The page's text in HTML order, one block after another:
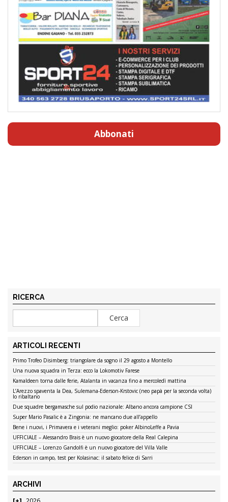
Abbonati
RICERCA
ARTICOLI RECENTI
Primo Trofeo Disimberg: triangolare da sogno il 29 agosto a Montello
Una nuova squadra in Terza: ecco la Lokomotiv Farese
Kamaldeen torna dalle ferie, Atalanta in vacanza fino a mercoledì mattina
L’Arezzo spaventa la Dea, Sulemana-Ederson-Krstovic (neo papà per la seconda volta)
lo ribaltano
Due squadre bergamasche sul podio nazionale: Albano ancora campione CSI
Super Mario Pasalic è a Zingonia: ne mancano due all’appello
Bene i nuovi, i Primavera e i veterani meglio: poker AlbinoLeffe a Pavia
UFFICIALE – Alessandro Brais è un nuovo giocatore della Real Calepina
UFFICIALE – Lorenzo Gandolfi è un nuovo giocatore del Villa Valle
Ederson in campo, test per Kolasinac: il sabato felice di Sarri
ARCHIVI